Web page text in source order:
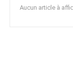
Aucun article à